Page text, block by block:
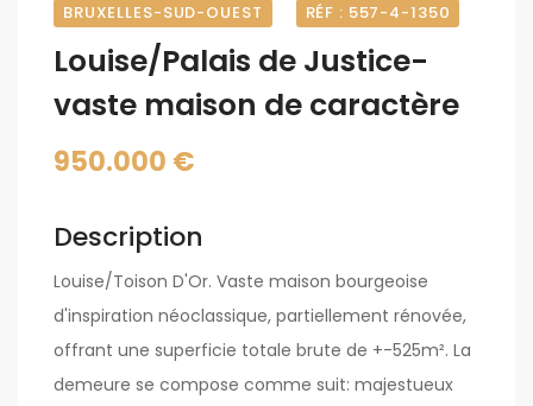
BRUXELLES-SUD-OUEST
RÉF : 557-4-1350
Louise/Palais de Justice-
vaste maison de caractère
950.000 €
Description
Louise/Toison D'Or. Vaste maison bourgeoise
d'inspiration néoclassique, partiellement rénovée,
offrant une superficie totale brute de +-525m². La
demeure se compose comme suit: majestueux